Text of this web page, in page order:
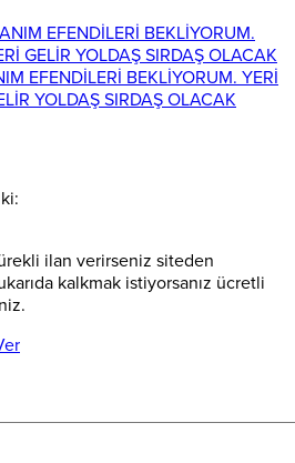
EFENDİLERİ BEKLİYORUM. YERİ
YOLDAŞ SIRDAŞ OLACAK
ilan verirseniz siteden
kalkmak istiyorsanız ücretli